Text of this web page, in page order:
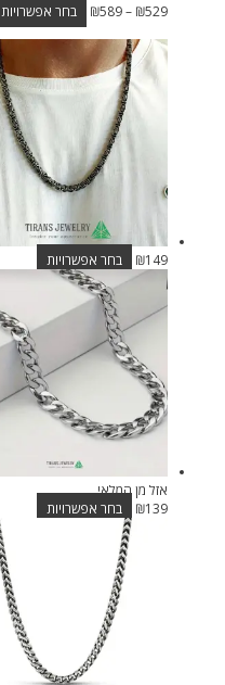
₪529
–
₪589 בחר אפשרויות
₪149 בחר אפשרויות
אזל מן המלאי
₪139 בחר אפשרויות